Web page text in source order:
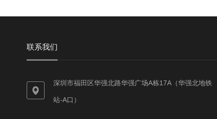
联系我们
深圳市福田区华强北路华强广场A栋17A（华强北地铁
站-A口）